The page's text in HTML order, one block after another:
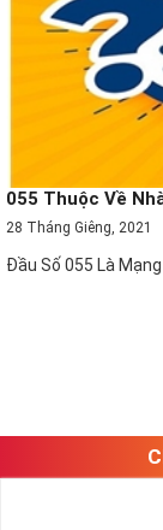
055 Thuộc Về
28 Tháng Giêng, 2021
Đầu Số 055 Là